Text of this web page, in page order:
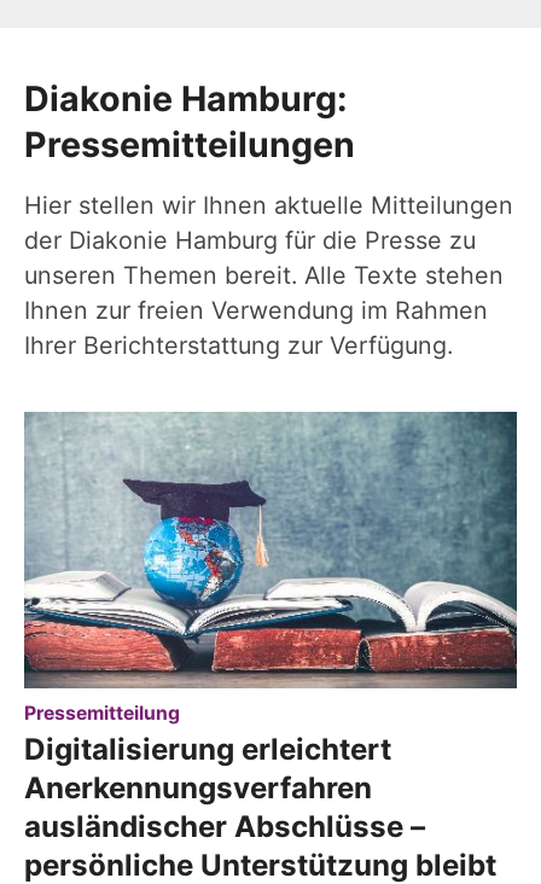
Diakonie Hamburg:
Pressemitteilungen
Hier stellen wir Ihnen aktuelle Mitteilungen
der Diakonie Hamburg für die Presse zu
unseren Themen bereit. Alle Texte stehen
Ihnen zur freien Verwendung im Rahmen
Ihrer Berichterstattung zur Verfügung.
Pressemitteilung
Digitalisierung erleichtert
Anerkennungsverfahren
ausländischer Abschlüsse –
persönliche Unterstützung bleibt